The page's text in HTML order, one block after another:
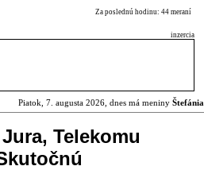
Za poslednú hodinu: 44 meraní
inzercia
Piatok, 7. augusta 2026, dnes má meniny Štefánia
Telekomu